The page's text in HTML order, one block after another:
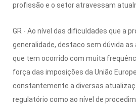
profissão e o setor atravessam
GR - Ao nível das dificuldades que a
generalidade, destaco sem dúvida
que tem ocorrido com muita
força das imposições da União
constantemente a diversas
regulatório como ao nível de